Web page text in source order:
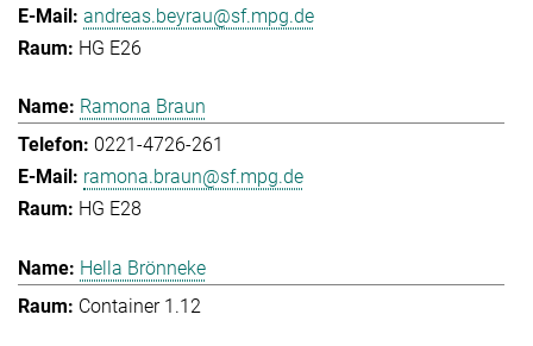
andreas.beyrau@sf.mpg.de
HG E26
Ramona Braun
0221-4726-261
ramona.braun@sf.mpg.de
HG E28
Hella Brönneke
Container 1.12